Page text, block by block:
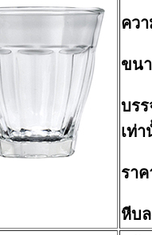
คว
ขนา
บรร
เท่
รา
หีบล